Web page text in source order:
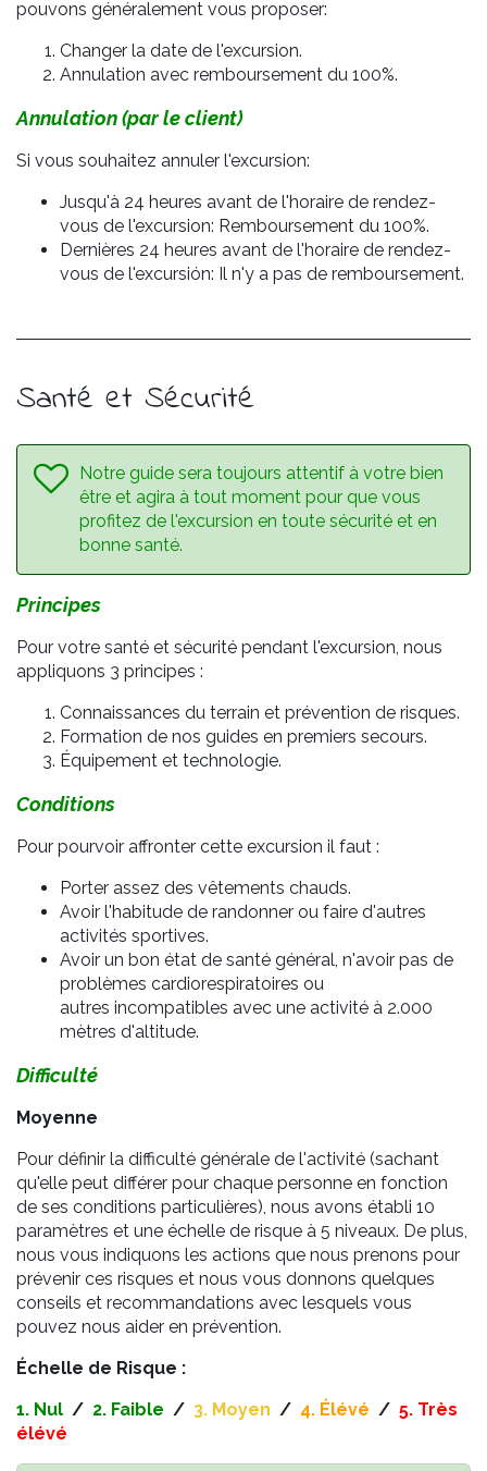
pouvons généralement vous proposer:
Changer la date de l'excursion.
Annulation avec remboursement du 100%.
Annulation (par le client)
Si vous souhaitez annuler l'excursion:
Jusqu'à 24 heures avant de l'horaire de rendez-
vous de l'excursion: Remboursement du 100%.
Dernières 24 heures avant de l'horaire de rendez-
vous de l'excursión: Il n'y a pas de remboursement.
Santé et Sécurité
Notre guide sera toujours attentif à votre bien
être et agira à tout moment pour que vous
profitez de l'excursion en toute sécurité et en
bonne santé.
Principes
Pour votre santé et sécurité pendant l'excursion, nous
appliquons 3 principes :
Connaissances du terrain et prévention de risques.
Formation de nos guides en premiers secours.
Équipement et technologie.
Conditions
Pour pourvoir affronter cette excursion il faut :
Porter assez des vêtements chauds.
Avoir l'habitude de randonner ou faire d'autres
activités sportives.
Avoir un bon état de santé général, n'avoir pas de
problèmes cardiorespiratoires ou
autres incompatibles avec une activité à 2.000
mètres d'altitude.
Difficulté
Moyenne
Pour définir la difficulté générale de l'activité (sachant
qu'elle peut différer pour chaque personne en fonction
de ses conditions particulières), nous avons établi 10
paramètres et une échelle de risque à 5 niveaux. De plus,
nous vous indiquons les actions que nous prenons pour
prévenir ces risques et nous vous donnons quelques
conseils et recommandations avec lesquels vous
pouvez nous aider en prévention.
Échelle de Risque :
1. Nul / 2. Faible / 3. Moyen / 4. Élévé / 5. Très
élévé